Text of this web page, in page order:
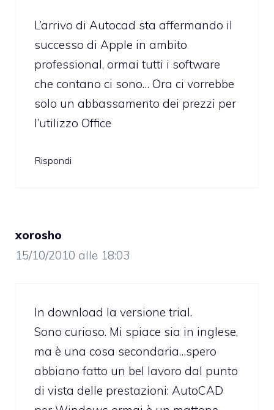
L’arrivo di Autocad sta affermando il
successo di Apple in ambito
professional, ormai tutti i software
che contano ci sono… Ora ci vorrebbe
solo un abbassamento dei prezzi per
l’utilizzo Office
Rispondi
xorosho
15/10/2010 alle 18:03
In download la versione trial.
Sono curioso. Mi spiace sia in inglese,
ma è una cosa secondaria…spero
abbiano fatto un bel lavoro dal punto
di vista delle prestazioni: AutoCAD